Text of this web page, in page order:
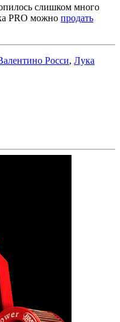
слишком много
PRO можно продать
Росси, Лука